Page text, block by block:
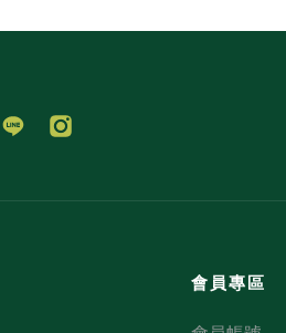
會員專區